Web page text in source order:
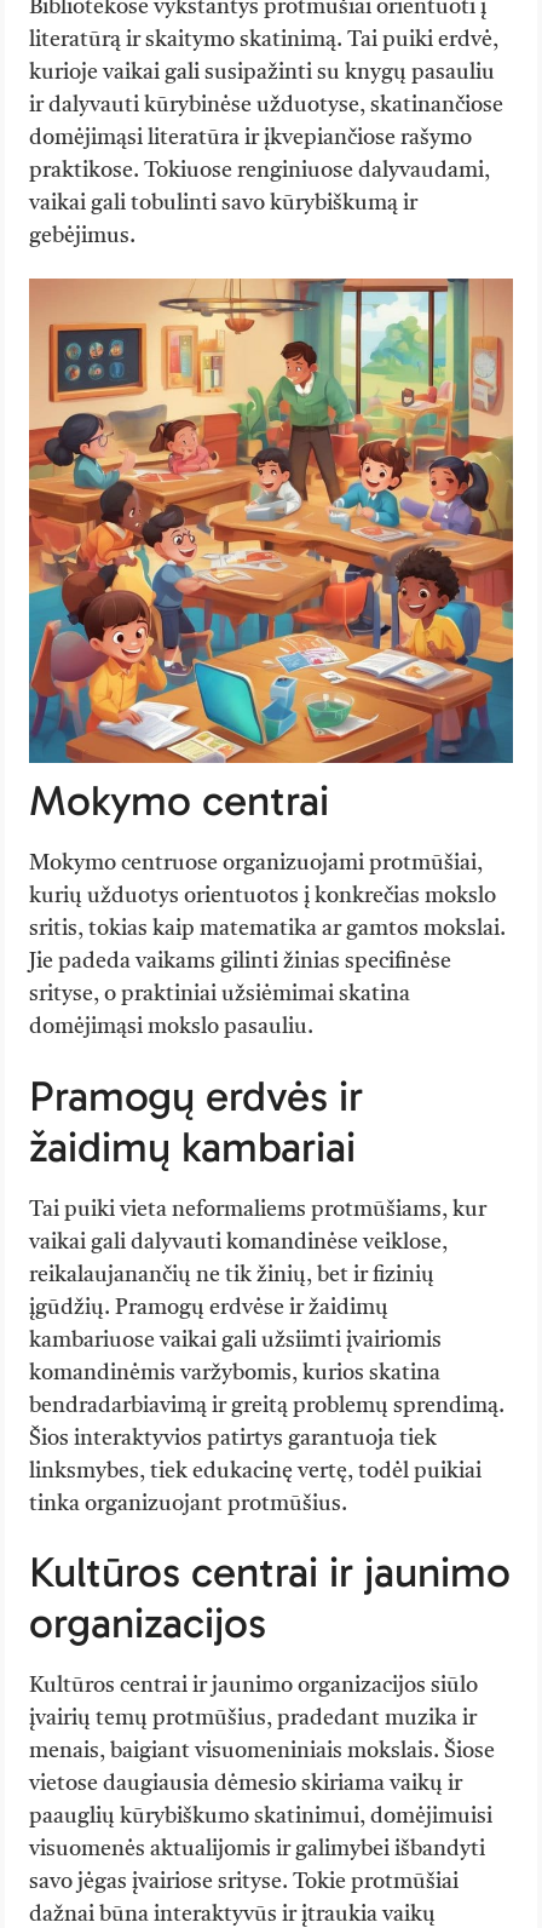
Bibliotekose vykstantys protmūšiai orientuoti į
literatūrą ir skaitymo skatinimą. Tai puiki erdvė,
kurioje vaikai gali susipažinti su knygų pasauliu
ir dalyvauti kūrybinėse užduotyse, skatinančiose
domėjimąsi literatūra ir įkvepiančiose rašymo
praktikose. Tokiuose renginiuose dalyvaudami,
vaikai gali tobulinti savo kūrybiškumą ir
gebėjimus.
Mokymo centrai
Mokymo centruose organizuojami protmūšiai,
kurių užduotys orientuotos į konkrečias mokslo
sritis, tokias kaip matematika ar gamtos mokslai.
Jie padeda vaikams gilinti žinias specifinėse
srityse, o praktiniai užsiėmimai skatina
domėjimąsi mokslo pasauliu.
Pramogų erdvės ir
žaidimų kambariai
Tai puiki vieta neformaliems protmūšiams, kur
vaikai gali dalyvauti komandinėse veiklose,
reikalaujanančių ne tik žinių, bet ir fizinių
įgūdžių. Pramogų erdvėse ir žaidimų
kambariuose vaikai gali užsiimti įvairiomis
komandinėmis varžybomis, kurios skatina
bendradarbiavimą ir greitą problemų sprendimą.
Šios interaktyvios patirtys garantuoja tiek
linksmybes, tiek edukacinę vertę, todėl puikiai
tinka organizuojant protmūšius.
Kultūros centrai ir jaunimo
organizacijos
Kultūros centrai ir jaunimo organizacijos siūlo
įvairių temų protmūšius, pradedant muzika ir
menais, baigiant visuomeniniais mokslais. Šiose
vietose daugiausia dėmesio skiriama vaikų ir
paauglių kūrybiškumo skatinimui, domėjimuisi
visuomenės aktualijomis ir galimybei išbandyti
savo jėgas įvairiose srityse. Tokie protmūšiai
dažnai būna interaktyvūs ir įtraukia vaikų